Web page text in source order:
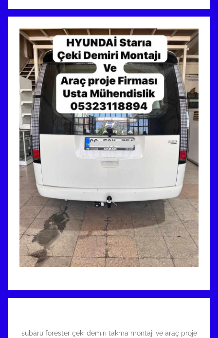
subaru forester çeki demiri takma montajı ve araç proje